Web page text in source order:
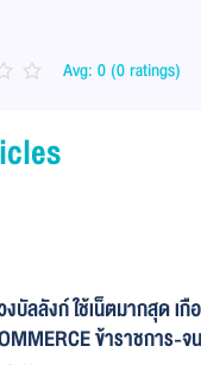
Avg: 0 (0 ratings)
บัลลังก์ ใช้เน็ตมากสุด เ
ข้าราชการ-จ